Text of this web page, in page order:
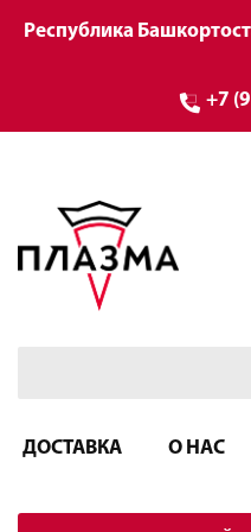
Республика
+7
ДОСТАВКА О НАС